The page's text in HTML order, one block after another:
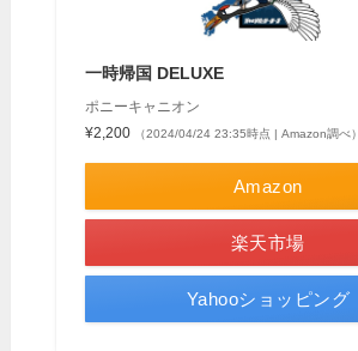
一時帰国 DELUXE
ポニーキャニオン
¥2,200
（2024/04/24 23:35時点 | Amazon調べ）
Amazon
楽天市場
Yahooショッピング